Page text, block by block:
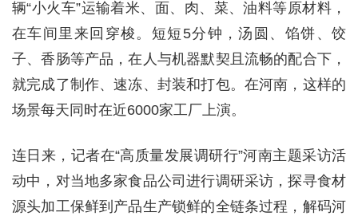
辆“小火车”运输着米、面、肉、菜、油料等原材料，
在车间里来回穿梭。短短5分钟，汤圆、馅饼、饺
子、香肠等产品，在人与机器默契且流畅的配合下，
就完成了制作、速冻、封装和打包。在河南，这样的
场景每天同时在近6000家工厂上演。
连日来，记者在“高质量发展调研行”河南主题采访活
动中，对当地多家食品公司进行调研采访，探寻食材
源头加工保鲜到产品生产锁鲜的全链条过程，解码河